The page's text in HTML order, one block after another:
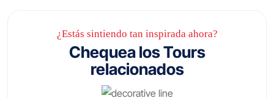
¿Estás sintiendo tan inspirada ahora?
Chequea los Tours
relacionados